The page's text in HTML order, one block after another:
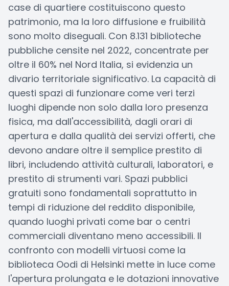
case di quartiere costituiscono questo
patrimonio, ma la loro diffusione e fruibilità
sono molto diseguali. Con 8.131 biblioteche
pubbliche censite nel 2022, concentrate per
oltre il 60% nel Nord Italia, si evidenzia un
divario territoriale significativo. La capacità di
questi spazi di funzionare come veri terzi
luoghi dipende non solo dalla loro presenza
fisica, ma dall'accessibilità, dagli orari di
apertura e dalla qualità dei servizi offerti, che
devono andare oltre il semplice prestito di
libri, includendo attività culturali, laboratori, e
prestito di strumenti vari. Spazi pubblici
gratuiti sono fondamentali soprattutto in
tempi di riduzione del reddito disponibile,
quando luoghi privati come bar o centri
commerciali diventano meno accessibili. Il
confronto con modelli virtuosi come la
biblioteca Oodi di Helsinki mette in luce come
l'apertura prolungata e le dotazioni innovative